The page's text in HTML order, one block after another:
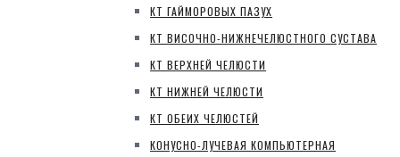
КТ ГАЙМОРОВЫХ ПАЗУХ
КТ ВИСОЧНО-НИЖНЕЧЕЛЮСТНОГО СУСТАВА
КТ ВЕРХНЕЙ ЧЕЛЮСТИ
КТ НИЖНЕЙ ЧЕЛЮСТИ
КТ ОБЕИХ ЧЕЛЮСТЕЙ
КОНУСНО-ЛУЧЕВАЯ КОМПЬЮТЕРНАЯ